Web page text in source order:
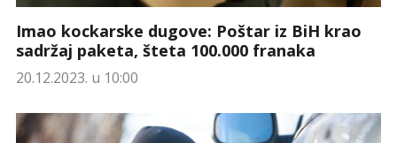
Imao kockarske dugove: Poštar iz BiH krao
sadržaj paketa, šteta 100.000 franaka
20.12.2023. u 10:00